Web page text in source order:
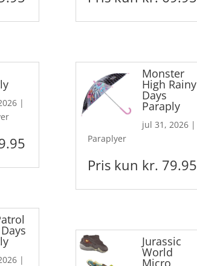
|
|
Monster
High Rainy
Days
Paraply
jul 31, 2026 |
Paraplyer
Pris kun kr. 79.95
Jurassic
World
Micro